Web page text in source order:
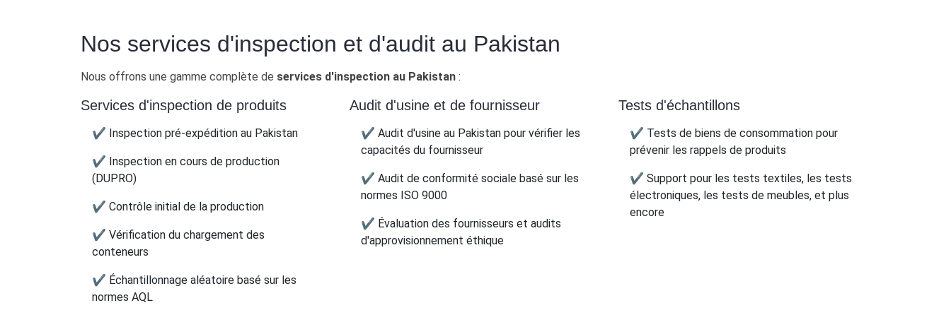
Nos services d'inspection et d'audit au Pakistan
Nous offrons une gamme complète de services d'inspection au Pakistan :
Services d'inspection de produits
✔ Inspection pré-expédition au Pakistan
✔ Inspection en cours de production
(DUPRO)
✔ Contrôle initial de la production
✔ Vérification du chargement des
conteneurs
✔ Échantillonnage aléatoire basé sur les
normes AQL
Audit d'usine et de fournisseur
✔ Audit d'usine au Pakistan pour vérifier les
capacités du fournisseur
✔ Audit de conformité sociale basé sur les
normes ISO 9000
✔ Évaluation des fournisseurs et audits
d'approvisionnement éthique
Tests d'échantillons
✔ Tests de biens de consommation pour
prévenir les rappels de produits
✔ Support pour les tests textiles, les tests
électroniques, les tests de meubles, et plus
encore